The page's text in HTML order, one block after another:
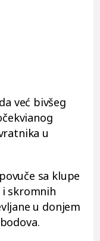
već bivšeg
u
sa klupe
skromnih
u donjem